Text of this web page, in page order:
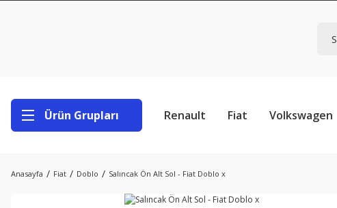
Ürün Grupları Renault Fiat Volkswagen
Anasayfa Fiat Doblo Salıncak Ön Alt Sol - Fiat Doblo x